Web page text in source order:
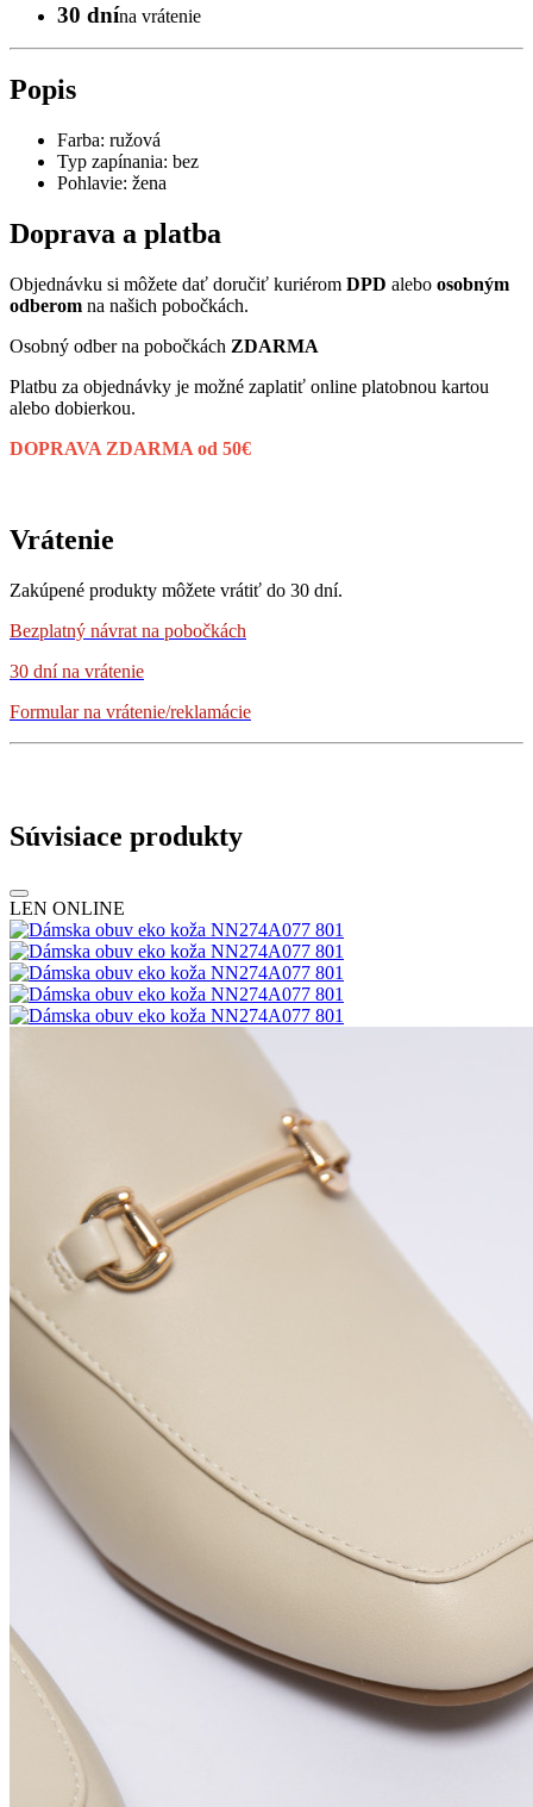
30 dnína vrátenie
Popis
Farba: ružová
Typ zapínania: bez
Pohlavie: žena
Doprava a platba
Objednávku si môžete dať doručiť kuriérom DPD alebo osobným
odberom na našich pobočkách.
Osobný odber na pobočkách ZDARMA
Platbu za objednávky je možné zaplatiť online platobnou kartou
alebo dobierkou.
DOPRAVA ZDARMA od 50€
Vrátenie
Zakúpené produkty môžete vrátiť do 30 dní.
Bezplatný návrat na pobočkách
30 dní na vrátenie
Formular na vrátenie/reklamácie
Súvisiace produkty
LEN ONLINE